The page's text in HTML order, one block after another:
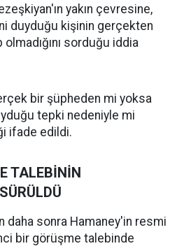
yakın çevresine,
duyduğu kişinin gerçekten
sorduğu iddia
bir şüpheden mi yoksa
tepki nedeniyle mi
ifade edildi.
TALEBİNİN
daha sonra Hamaney'in resmi
bir görüşme talebinde